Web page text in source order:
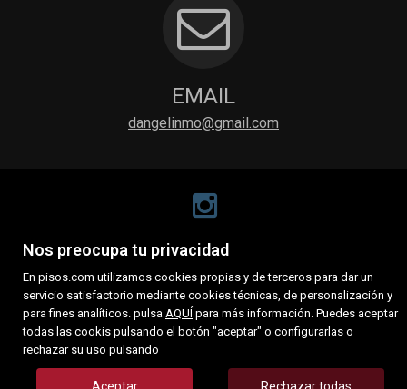
Nos preocupa tu privacidad
En pisos.com utilizamos cookies propias y de terceros para dar un
servicio satisfactorio mediante cookies técnicas, de personalización y
para fines analíticos. pulsa AQUÍ para más información. Puedes aceptar
todas las cookis pulsando el botón "aceptar" o configurarlas o
rechazar su uso pulsando
EMAIL
dangelinmo@gmail.com